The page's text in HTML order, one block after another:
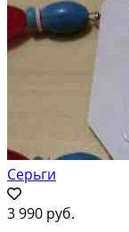
Серьги
3 990 руб.